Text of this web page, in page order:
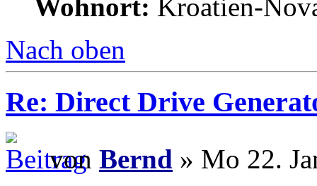
Wohnort: Kroatien-
Nach oben
Re: Direct Drive
von Bernd » Mo 22.